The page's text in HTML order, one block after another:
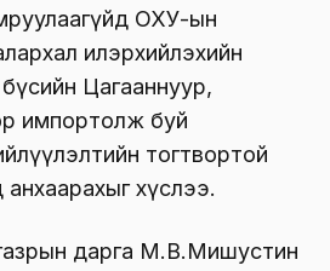
ОХУ-ын
илэрхийлэхийн
Цагааннуур,
импортолж буй
тогтвортой
анхаарахыг хүслээ.
дарга М.В.Мишустин